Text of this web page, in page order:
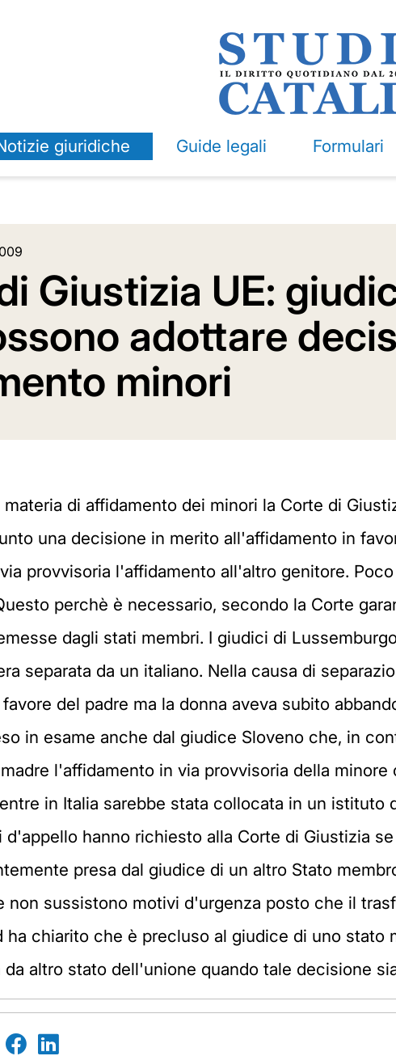
giuridiche Guide legali Formulari
Giustizia UE:
adottare
minori
di affidamento dei minori la Corte di
una decisione in merito all'affidamento in
provvisoria l'affidamento all'altro genitore.
perchè è necessario, secondo la Corte
dagli stati membri. I giudici di
separata da un italiano. Nella causa di
del padre ma la donna aveva subito
in esame anche dal giudice Sloveno che, in
l'affidamento in via provvisoria della
in Italia sarebbe stata collocata in un istituto
d'appello hanno richiesto alla Corte di Giustizia
presa dal giudice di un altro Stato
non sussistono motivi d'urgenza posto che il
ha chiarito che è precluso al giudice di uno stato
da altro stato dell'unione quando tale decisione